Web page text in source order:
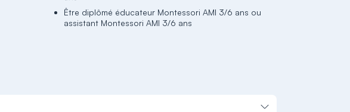
Être diplômé éducateur Montessori AMI 3/6 ans ou
assistant Montessori AMI 3/6 ans